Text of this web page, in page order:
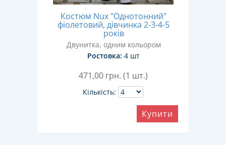
Костюм Nux "Однотонний"
фіолетовий, дівчинка 2-3-4-5
років
Двунитка, одним кольором
Ростовка: 4 шт
471,00 грн. (1 шт.)
Кількість:
Купити